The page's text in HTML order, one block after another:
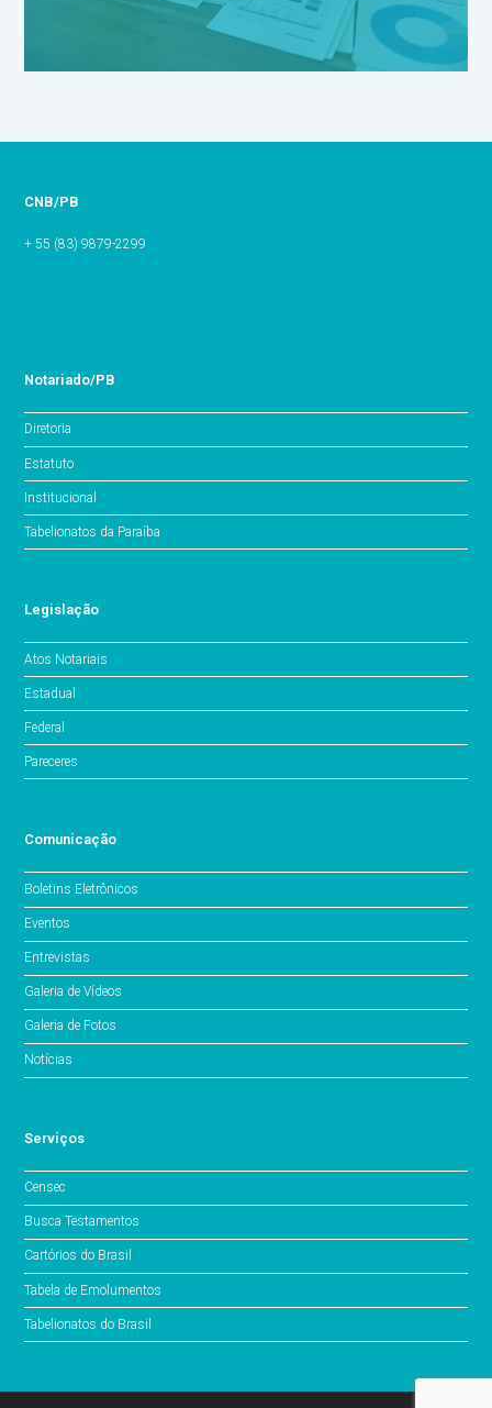
CNB/PB
+ 55 (83) 9879-2299
Notariado/PB
Diretoria
Estatuto
Institucional
Tabelionatos da Paraíba
Legislação
Atos Notariais
Estadual
Federal
Pareceres
Comunicação
Boletins Eletrônicos
Eventos
Entrevistas
Galeria de Vídeos
Galeria de Fotos
Notícias
Serviços
Censec
Busca Testamentos
Cartórios do Brasil
Tabela de Emolumentos
Tabelionatos do Brasil